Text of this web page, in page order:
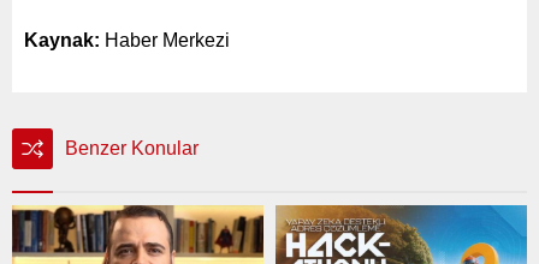
Kaynak: Haber Merkezi
Benzer Konular